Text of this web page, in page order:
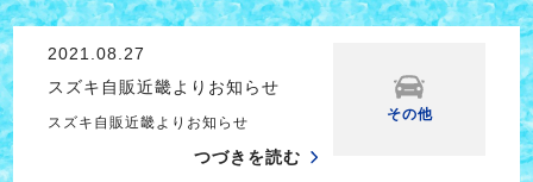
2021.08.27
スズキ自販近畿よりお知らせ
スズキ自販近畿よりお知らせ
つづきを読む
その他